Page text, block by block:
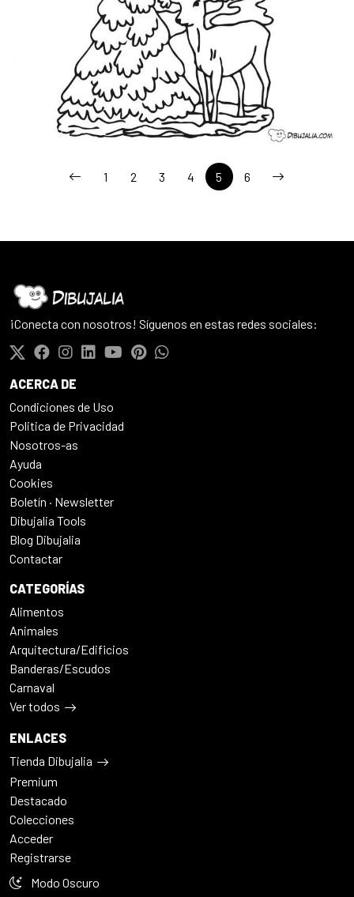
1 2 3 4 5 6
¡Conecta con nosotros! Síguenos en estas redes sociales:
ACERCA DE
Condiciones de Uso
Politica de Privacidad
Nosotros-as
Ayuda
Cookies
Boletín · Newsletter
Dibujalia Tools
Blog Dibujalia
Contactar
CATEGORÍAS
Alimentos
Animales
Arquitectura/Edificios
Banderas/Escudos
Carnaval
Ver todos
ENLACES
Tienda Dibujalia
Premium
Destacado
Colecciones
Acceder
Registrarse
Modo Oscuro